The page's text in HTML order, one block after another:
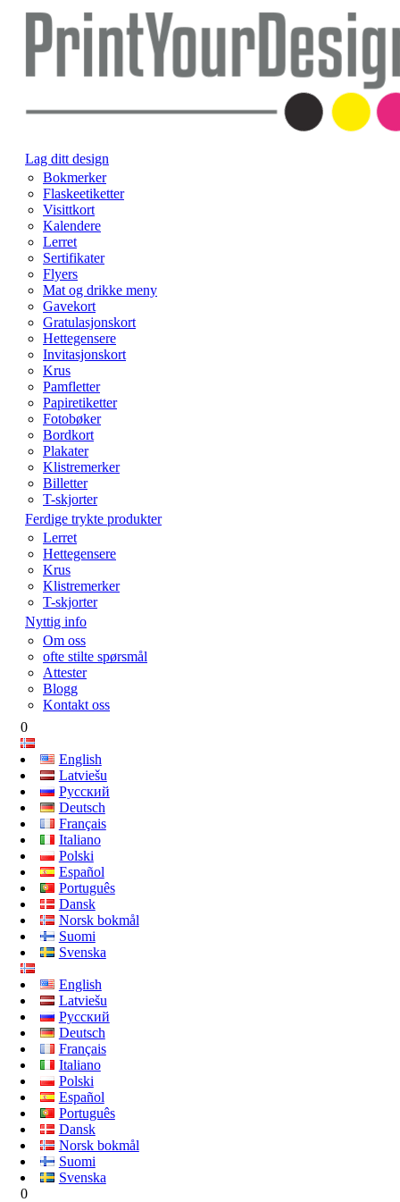
Lag ditt design
Bokmerker
Flaskeetiketter
Visittkort
Kalendere
Lerret
Sertifikater
Flyers
Mat og drikke meny
Gavekort
Gratulasjonskort
Hettegensere
Invitasjonskort
Krus
Pamfletter
Papiretiketter
Fotobøker
Bordkort
Plakater
Klistremerker
Billetter
T-skjorter
Ferdige trykte produkter
Lerret
Hettegensere
Krus
Klistremerker
T-skjorter
Nyttig info
Om oss
ofte stilte spørsmål
Attester
Blogg
Kontakt oss
0
English
Latviešu
Русский
Deutsch
Français
Italiano
Polski
Español
Português
Dansk
Norsk bokmål
Suomi
Svenska
English
Latviešu
Русский
Deutsch
Français
Italiano
Polski
Español
Português
Dansk
Norsk bokmål
Suomi
Svenska
0